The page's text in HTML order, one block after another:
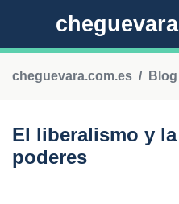
cheguevara.com.es Blog
El liberalismo y
poderes